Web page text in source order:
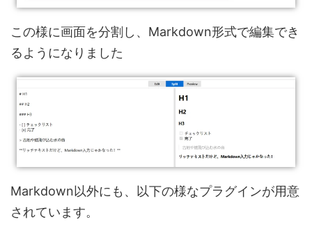
この様に画面を分割し、Markdown形式で編集でき
るようになりました
Markdown以外にも、以下の様なプラグインが用意
されています。